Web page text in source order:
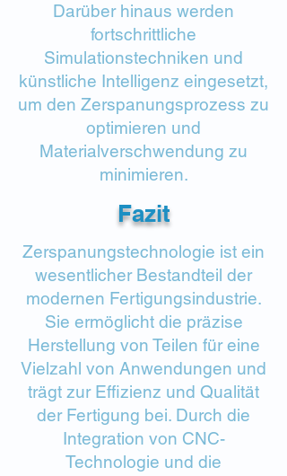
Darüber hinaus werden
fortschrittliche
Simulationstechniken und
künstliche Intelligenz eingesetzt,
um den Zerspanungsprozess zu
optimieren und
Materialverschwendung zu
minimieren.
Fazit
Zerspanungstechnologie ist ein
wesentlicher Bestandteil der
modernen Fertigungsindustrie.
Sie ermöglicht die präzise
Herstellung von Teilen für eine
Vielzahl von Anwendungen und
trägt zur Effizienz und Qualität
der Fertigung bei. Durch die
Integration von CNC-
Technologie und die